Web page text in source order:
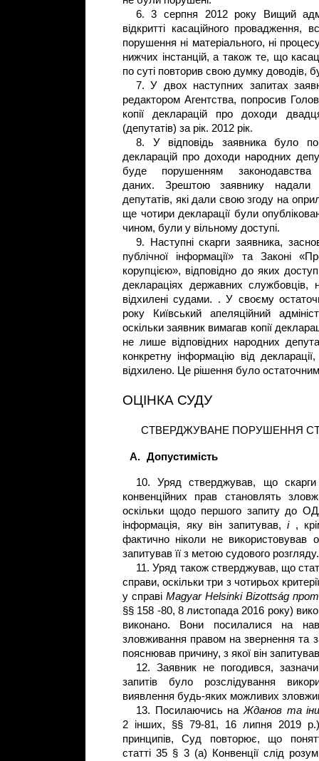
6. 3 серпня 2012 року Вищий
відкритті касаційного провадження,
порушення ні матеріального, ні
нижчих інстанцій, а також те, що
по суті повторив свою думку доводів,
7. У двох наступних запитах
редактором Агентства, попросив
копії декларацій про доходи
(депутатів) за рік. 2012 рік.
8. У відповідь заявника було
декларацій про доходи народних
буде порушенням
даних. Зрештою заявнику надали
депутатів, які дали свою згоду на
ще чотири декларації були
чином, були у вільному доступі.
9. Наступні скарги заявника,
публічної інформації» та Законі
корупцією», відповідно до яких
деклараціях державних
відхилені судами. . У своєму
року Київський апеляційний
оскільки заявник вимагав копії
не лише відповідних народних
конкретну інформацію від
відхилено. Це рішення було
ОЦІНКА СУДУ
СТВЕРДЖУВАНЕ ПОРУШЕННЯ
A. Допустимість
10. Уряд стверджував, що
конвенційних прав становлять
оскільки щодо першого запиту до
інформація, яку він запитував,і ,
фактично ніколи не використовував
запитував її з метою судового
11. Уряд також стверджував, що
справи, оскільки три з чотирьох
у справі Magyar Helsinki Bizottság
§§ 158 -80, 8 листопада 2016 року)
виконано. Вони посилалися на
зловживання правом на звернення та
пояснював причину, з якої він
12. Заявник не погодився,
запитів було розслідування
виявлення будь-яких можливих
13. Посилаючись наЖданов та
2 інших, §§ 79-81, 16 липня 2019
принципів, Суд повторює, що
статті 35 § 3 (a) Конвенції слід